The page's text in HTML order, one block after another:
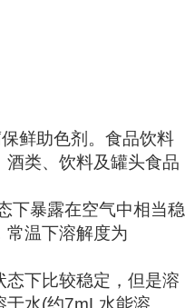
鲜助色剂。食品饮料
类、饮料及罐头食品
下暴露在空气中相当稳
常温下溶解度为
下比较稳定，但是溶
于水(约7mL水能溶